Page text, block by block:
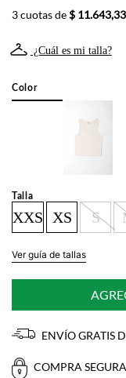
3 cuotas de$ 11.643,33
¿Cuál es mi talla?
Color
Talla
XXS XS S
Ver guía de tallas
ENVÍO GRATIS
COMPRA SEGURA